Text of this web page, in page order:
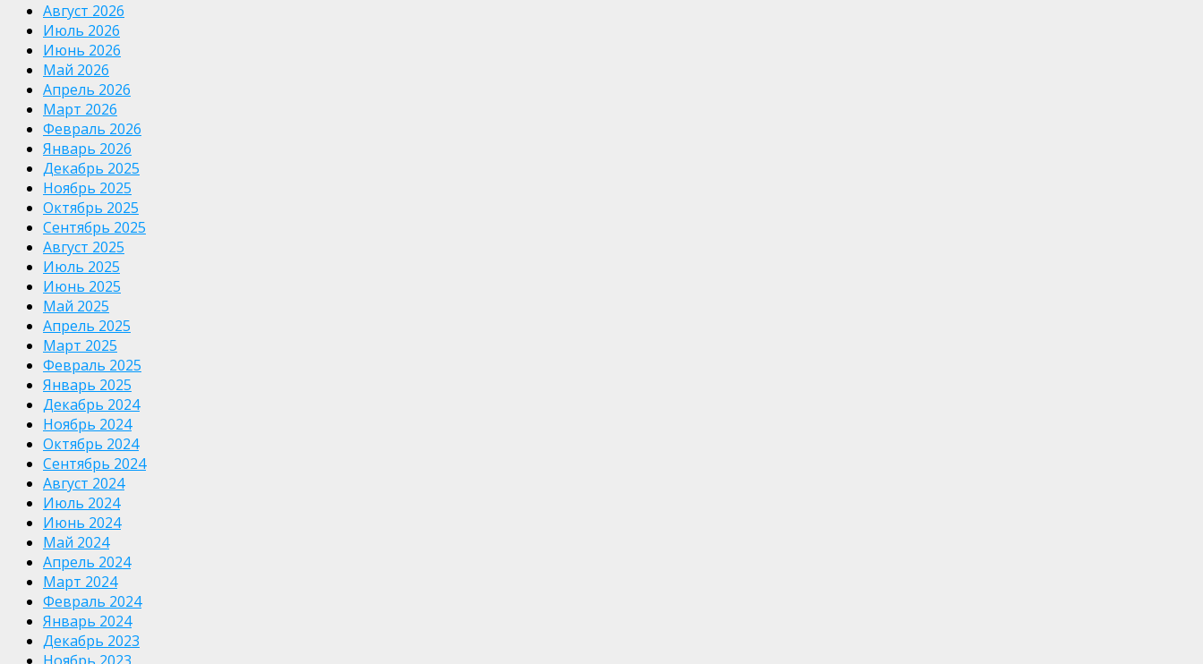
Август 2026
Июль 2026
Июнь 2026
Май 2026
Апрель 2026
Март 2026
Февраль 2026
Январь 2026
Декабрь 2025
Ноябрь 2025
Октябрь 2025
Сентябрь 2025
Август 2025
Июль 2025
Июнь 2025
Май 2025
Апрель 2025
Март 2025
Февраль 2025
Январь 2025
Декабрь 2024
Ноябрь 2024
Октябрь 2024
Сентябрь 2024
Август 2024
Июль 2024
Июнь 2024
Май 2024
Апрель 2024
Март 2024
Февраль 2024
Январь 2024
Декабрь 2023